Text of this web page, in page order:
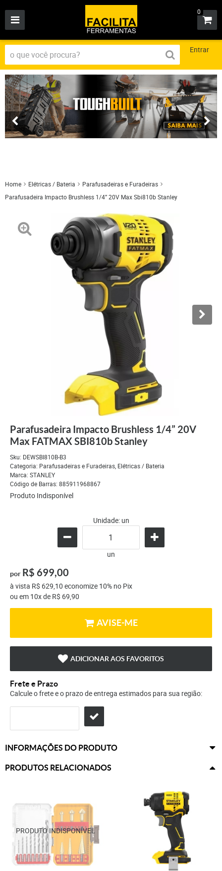
0
Entrar
Home Elétricas / Bateria
Parafusadeiras e Furadeiras
Parafusadeira Impacto Brushless 1/4” 20V Max Sbi810b Stanley
Parafusadeira Impacto Brushless 1/4” 20V
Max FATMAX SBI810b Stanley
Sku: DEWSBI810B-B3
Categoria: Parafusadeiras e Furadeiras, Elétricas / Bateria
Marca: STANLEY
Código de Barras: 885911968867
Produto Indisponível
Unidade: un
un
por R$ 699,00
à vista R$ 629,10 economize 10% no Pix
ou em 10xde R$ 69,90
AVISE-ME
ADICIONAR AOS FAVORITOS
Frete e Prazo
Calcule o frete e o prazo de entrega estimados para sua região:
INFORMAÇÕES DO PRODUTO
PRODUTOS RELACIONADOS